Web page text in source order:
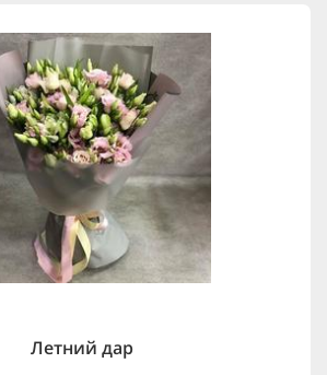
Летний дар